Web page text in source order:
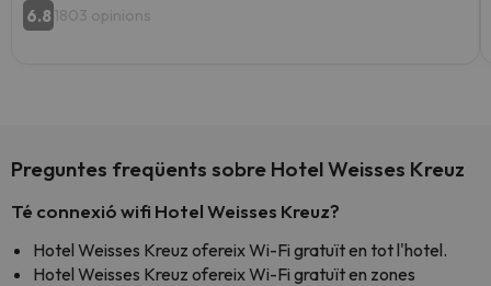
6.8 1803 opinions
Preguntes freqüents sobre Hotel Weisses Kreuz
Té connexió wifi Hotel Weisses Kreuz?
Hotel Weisses Kreuz ofereix Wi-Fi gratuït en tot l'hotel.
Hotel Weisses Kreuz ofereix Wi-Fi gratuït en zones